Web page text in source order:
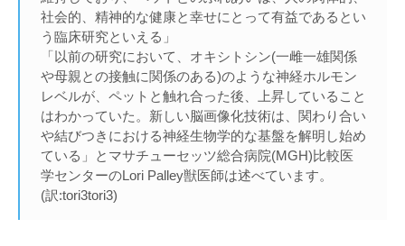
社会的、精神的な健康と幸せにとって有益であるとい
う臨床研究といえる」
「以前の研究において、オキシトシン(一雌一雄関係
や母親との接触に関係のある)のような神経ホルモン
レベルが、ペットと触れ合った後、上昇していること
はわかっていた。新しい脳画像化技術は、関わり合い
や結びつきにおける神経生物学的な基盤を解明し始め
ている」とマサチューセッツ総合病院(MGH)比較医
学センターのLori Palley獣医師は述べています。
(訳:tori3tori3)